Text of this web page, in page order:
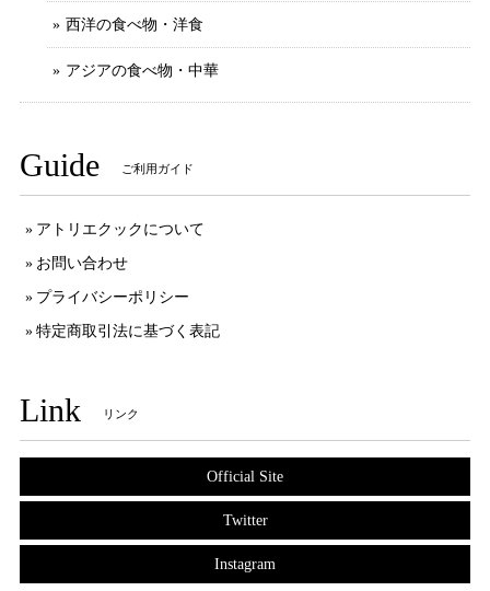
西洋の食べ物・洋食
アジアの食べ物・中華
Guide ご利用ガイド
アトリエクックについて
お問い合わせ
プライバシーポリシー
特定商取引法に基づく表記
Link リンク
Official Site
Twitter
Instagram